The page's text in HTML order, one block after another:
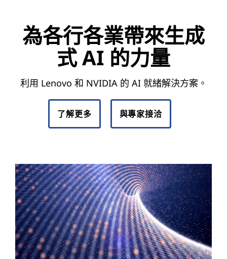
為各行各業帶來生成
式 AI 的力量
利用 Lenovo 和 NVIDIA 的 AI 就緒解決方案。
了解更多 與專家接洽